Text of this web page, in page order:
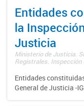
Entidades
la
Justicia
Ministerio de Justicia.
Registrales. Inspección
Entidades
General de Justicia -